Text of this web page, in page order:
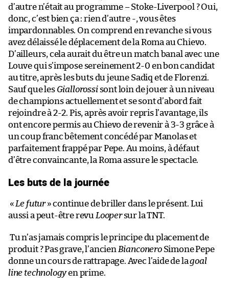
d’autre n’était au programme – Stoke-Liverpool ? Oui,
donc, c’est bien ça : rien d’autre -, vous êtes
impardonnables. On comprend en revanche si vous
avez délaissé le déplacement de la Roma au Chievo.
D’ailleurs, cela aurait du être un match banal avec une
Louve qui s’impose sereinement 2-0 en bon candidat
au titre, après les buts du jeune Sadiq et de Florenzi.
Sauf que les Giallorossisont loin de jouer à un niveau
de champions actuellement et se sont d’abord fait
rejoindre à 2-2. Pis, après avoir repris l’avantage, ils
ont encore permis au Chievo de revenir à 3-3 grâce à
un coup franc bêtement concédé par Manolas et
parfaitement frappé par Pepe. Au moins, à défaut
d’être convaincante, la Roma assure le spectacle.
Les buts de la journée
« Le futur» continue de briller dans le présent. Lui
aussi a peut-être revu Loopersur la TNT.
Tu n’as jamais compris le principe du placement de
produit ? Pas grave, l’ancien BianconeroSimone Pepe
donne un cours de rattrapage. Avec l’aide de lagoal
line technologyen prime.